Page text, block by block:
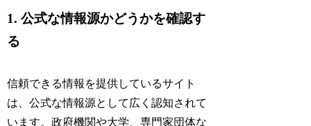
1. 公式な情報源かどうかを確認す
る
信頼できる情報を提供しているサイト
は、公式な情報源として広く認知されて
います。政府機関や大学、専門家団体な